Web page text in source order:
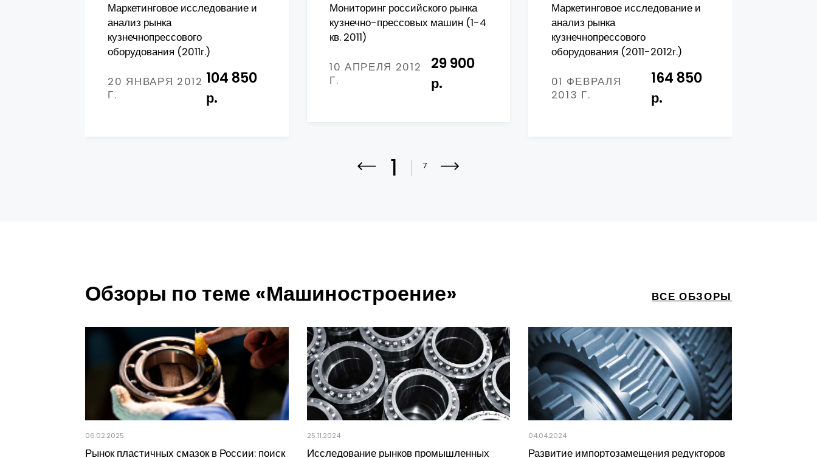
Маркетинговое исследование и
анализ рынка
кузнечнопрессового
оборудования (2011г.)
20 ЯНВАРЯ 2012
Г.
104 850
р.
Мониторинг российского рынка
кузнечно-прессовых машин (1-4
кв. 2011)
10 АПРЕЛЯ 2012
Г.
29 900
р.
Маркетинговое исследование и
анализ рынка
кузнечнопрессового
оборудования (2011-2012г.)
01 ФЕВРАЛЯ
2013 Г.
164 850
р.
1 7
Обзоры по теме «Машиностроение» ВСЕ ОБЗОРЫ
06.02.2025
Рынок пластичных смазок в России: поиск
25.11.2024
Исследование рынков промышленных
04.04.2024
Развитие импортозамещения редукторов